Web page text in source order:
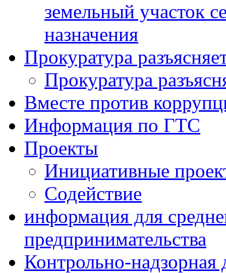
земельный участок
назначения
Прокуратура
Прокуратура
Вместе против
Информация по ГТС
Проекты
Инициативные
Содействие
информация для
предпринимательства
Контрольно-надзорная